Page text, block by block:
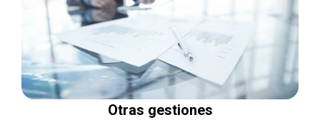
Otras gestiones